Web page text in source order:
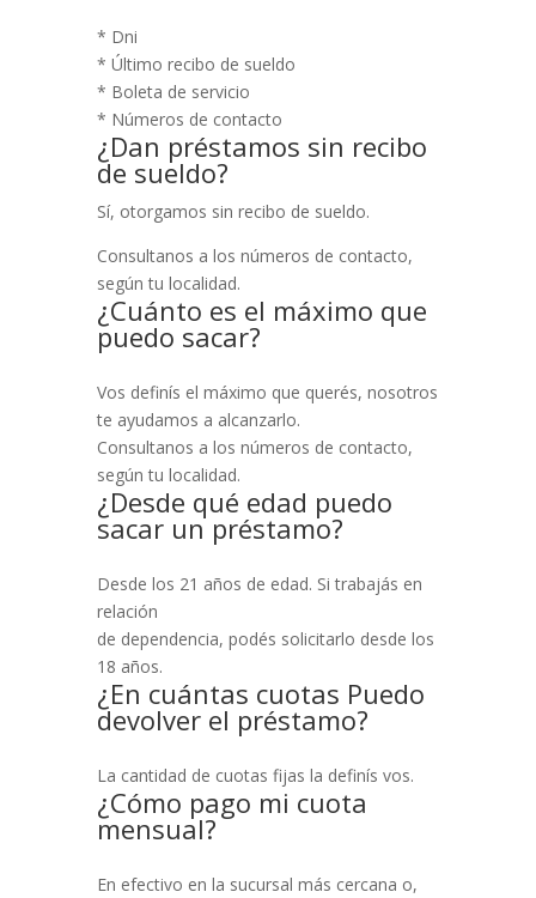
* Dni
* Último recibo de sueldo
* Boleta de servicio
* Números de contacto
¿Dan préstamos sin recibo
de sueldo?
Sí, otorgamos sin recibo de sueldo.
Consultanos a los números de contacto,
según tu localidad.
¿Cuánto es el máximo que
puedo sacar?
Vos definís el máximo que querés, nosotros
te ayudamos a alcanzarlo.
Consultanos a los números de contacto,
según tu localidad.
¿Desde qué edad puedo
sacar un préstamo?
Desde los 21 años de edad. Si trabajás en
relación
de dependencia, podés solicitarlo desde los
18 años.
¿En cuántas cuotas Puedo
devolver el préstamo?
La cantidad de cuotas fijas la definís vos.
¿Cómo pago mi cuota
mensual?
En efectivo en la sucursal más cercana o,